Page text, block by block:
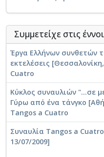
Καραντζής, Νεκτάριος.
bandoneon, violin and
Συμμετείχε στις
Έργα Ελλήνων συνθετών
εκτελέσεις
Cuatro
Κύκλος συναυλιών "...σε
Γύρω από ένα τάνγκο
Tangos a Cuatro
Συναυλία Tangos a Cuatro
13/07/2009]